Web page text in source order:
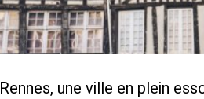
Rennes, une ville en plein